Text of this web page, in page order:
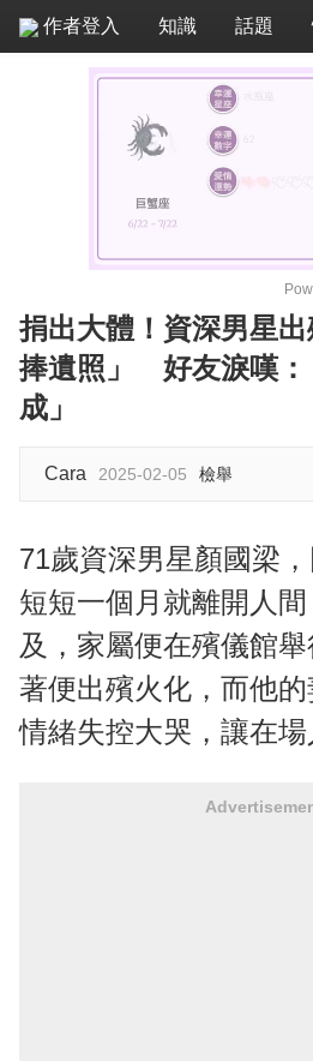
作者登入 知識 話題
捐出大體！資深男星
捧遺照」 好友淚嘆：
成」
Cara 2025-02-05 檢舉
71歲資深男星顏國梁
短短一個月就離開人
及，家屬便在殯儀館
著便出殯火化，而他的
情緒失控大哭，讓在場